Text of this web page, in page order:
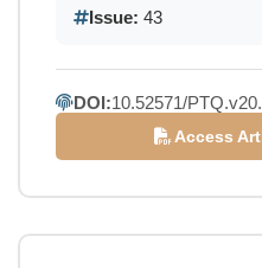
Issue: 43
DOI:10.52571/
Access